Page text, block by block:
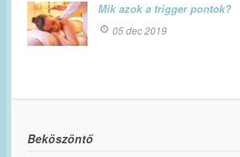
Mik azok a trigger pontok?
05 dec 2019
Beköszöntő